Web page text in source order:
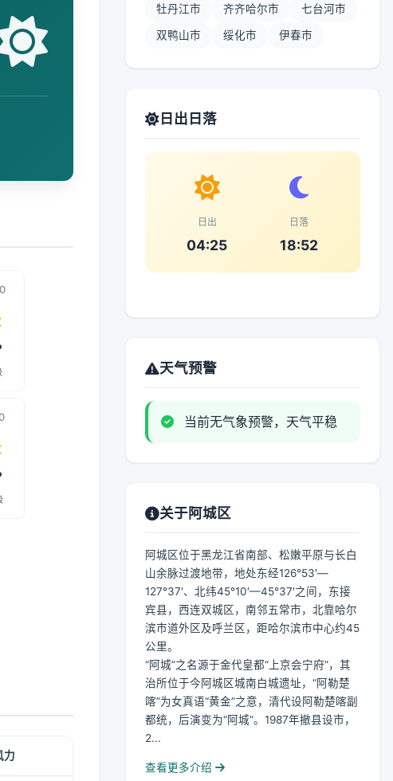
力
牡丹江市 齐齐哈尔市 七台河市
双鸭山市 绥化市 伊春市
日出日落
日出
04:25
日落
18:52
天气预警
当前无气象预警，天气平稳
关于阿城区
阿城区位于黑龙江省南部、松嫩平原与长白
山余脉过渡地带，地处东经126°53′—
127°37′、北纬45°10′—45°37′之间，东接
宾县，西连双城区，南邻五常市，北靠哈尔
滨市道外区及呼兰区，距哈尔滨市中心约45
公里。
“阿城”之名源于金代皇都“上京会宁府”，其
治所位于今阿城区城南白城遗址，“阿勒楚
喀”为女真语“黄金”之意，清代设阿勒楚喀副
都统，后演变为“阿城”。1987年撤县设市，
2...
查看更多介绍